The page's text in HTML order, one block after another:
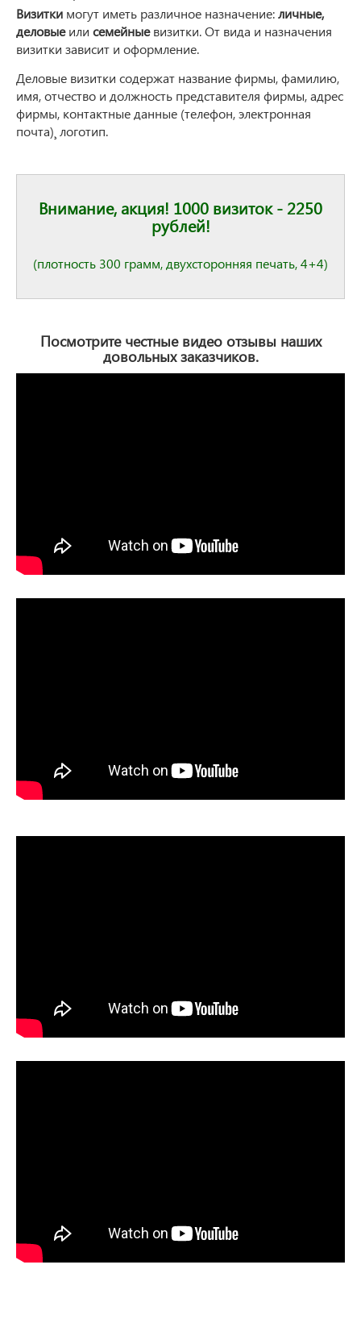
Визитки могут иметь различное назначение:личные,
деловыеили семейныевизитки. От вида и назначения
визитки зависит и оформление.
Деловые визитки содержат название фирмы, фамилию,
имя, отчество и должность представителя фирмы, адрес
фирмы, контактные данные (телефон, электронная
почта)¸ логотип.
Внимание, акция! 1000 визиток - 2250
рублей!
(плотность 300 грамм, двухсторонняя печать, 4+4)
Посмотрите честные видео отзывы наших
довольных заказчиков.